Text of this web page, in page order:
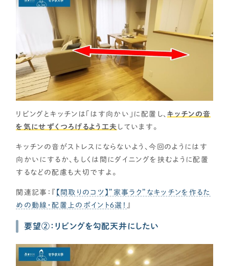
リビングとキッチンは「はす向かい」に配置し、キッチンの音
を気にせずくつろげるよう工夫 しています。
キッチンの音がストレスにならないよう、今回のようにはす
向かいにするか、もしくは間にダイニングを挟むように配置
するなどの配慮も大切ですよ。
関連記事：『 【間取りのコツ】”家事ラク”なキッチンを作るた
めの動線・配置上のポイント６選！ 』
要望②：リビングを勾配天井にしたい